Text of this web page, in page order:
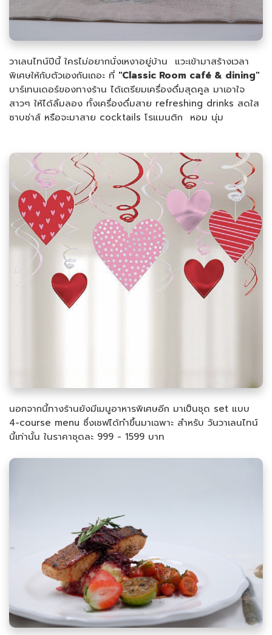
วาเลนไทน์ปีนี้ ใครไม่อยากนั่งเหงาอยู่บ้าน แวะเข้ามาสร้างเวลา
พิเศษให้กับตัวเองกันเถอะ ที่ "Classic Room café & dining"
บาร์เทนเดอร์ของทางร้าน ได้เตรียมเครื่องดื่มสุดคูล มาเอาใจ
สาวๆ ให้ได้ลิ้มลอง ทั้งเครื่องดื่มสาย refreshing drinks สดใส
ซาบช่าส์ หรือจะมาสาย cocktails โรแมนติก หอม นุ่ม
นอกจากนี้ทางร้านยังมีเมนูอาหารพิเศษอีก มาเป็นชุด set แบบ
4-course menu ซึ่งเชฟได้ทำขึ้นมาเฉพาะ สำหรับ วันวาเลนไทน์
นี้เท่านั้น ในราคาชุดละ 999 - 1599 บาท